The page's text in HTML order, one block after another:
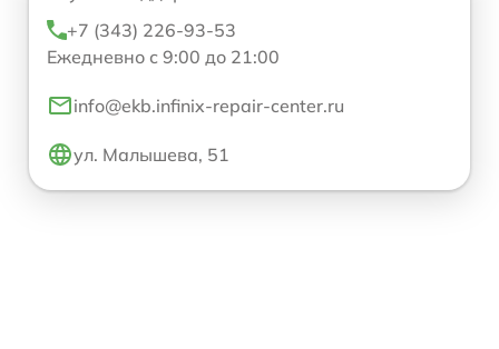
+7 (343) 226-93-53
Ежедневно с 9:00 до 21:00
info@ekb.infinix-repair-center.ru
ул. Малышева, 51